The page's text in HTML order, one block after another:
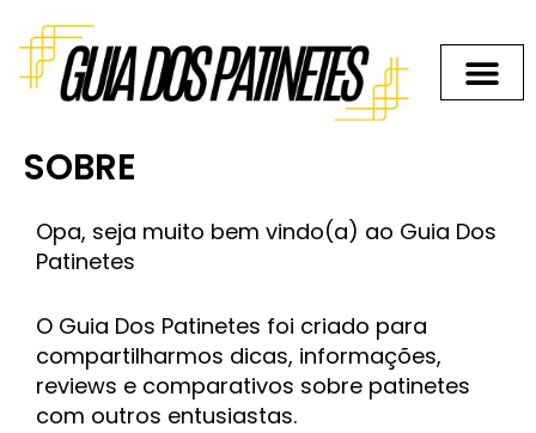
para
conteúdo
SOBRE
Opa, seja muito bem vindo(a) ao Guia Dos
Patinetes
O Guia Dos Patinetes foi criado para
compartilharmos dicas, informações,
reviews e comparativos sobre patinetes
com outros entusiastas.